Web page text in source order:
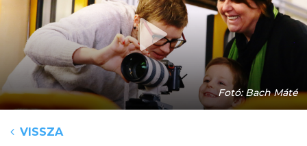
Fotó: Bach Máté
VISSZA